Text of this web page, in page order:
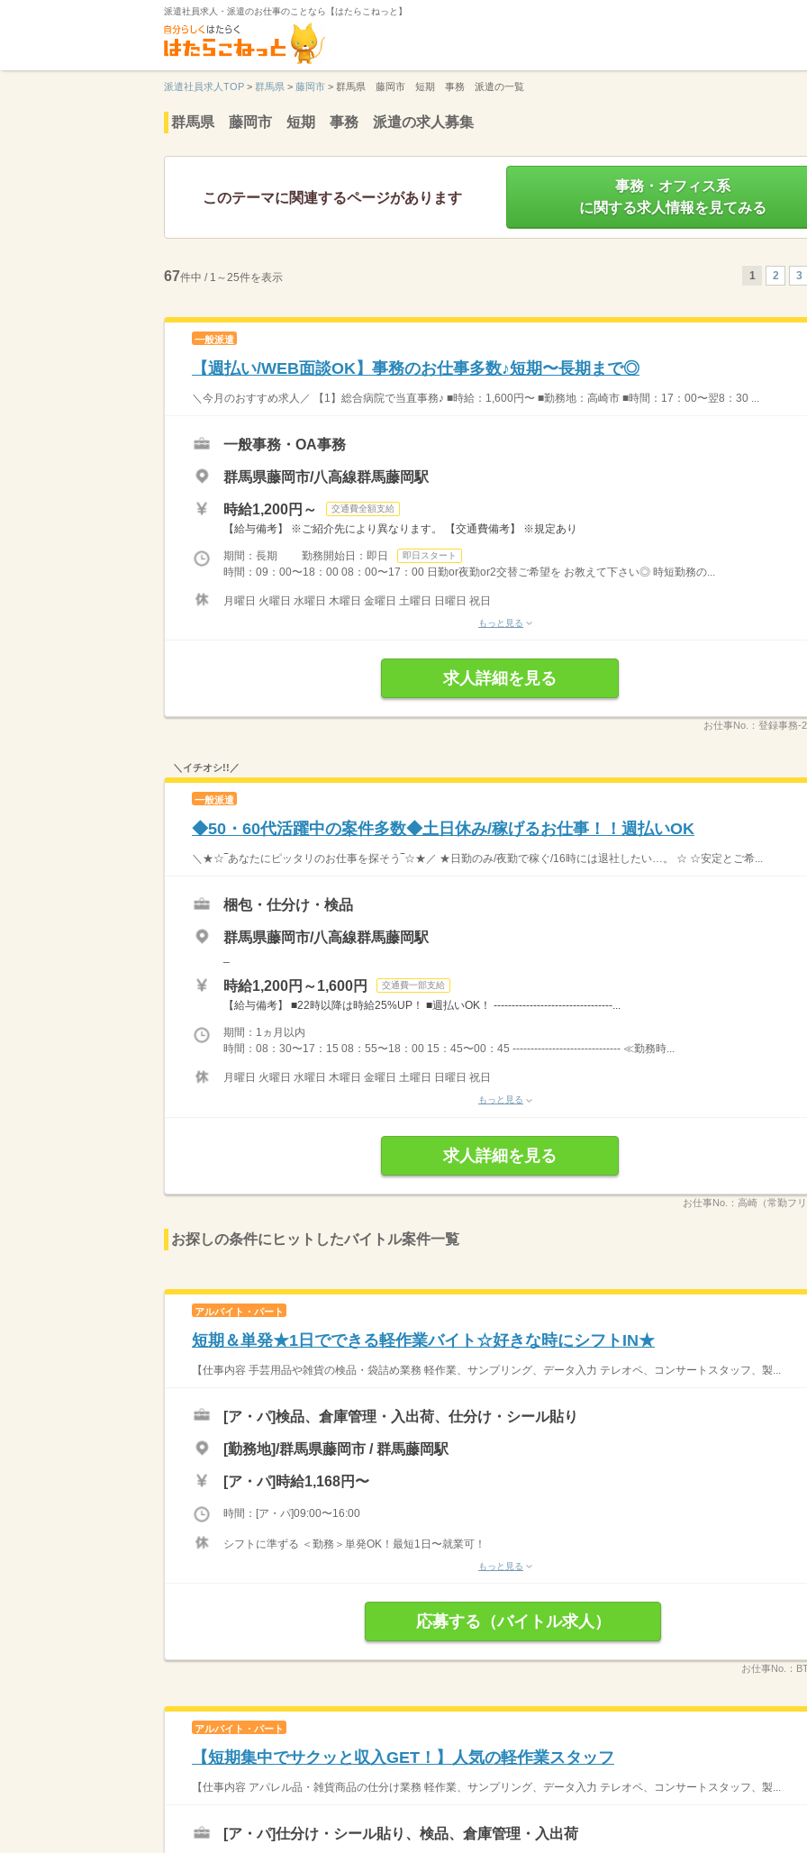
派遣社員求人・派遣のお仕事のことなら【はたらこねっと】
派遣社員求人TOP > 群馬県 > 藤岡市 > 群馬県 藤岡市 短期 事務 派遣の一覧
群馬県 藤岡市 短期 事務 派遣の求人募集
このテーマに関連するページがあります
事務・オフィス系
に関する求人情報を見てみる
67件中 / 1～25件を表示 1 2 3
一般派遣
【週払い/WEB面談OK】事務のお仕事多数♪短期〜長期まで◎
＼今月のおすすめ求人／ 【1】総合病院で当直事務♪ ■時給：1,600円〜 ■勤務地：高崎市 ■時間：17：00〜翌8：30 ...
一般事務・OA事務
群馬県藤岡市/八高線群馬藤岡駅
時給1,200円～ 交通費全額支給
【給与備考】 ※ご紹介先により異なります。 【交通費備考】 ※規定あり
期間：長期 勤務開始日：即日 即日スタート
時間：09：00〜18：00 08：00〜17：00 日勤or夜勤or2交替ご希望を お教えて下さい◎ 時短勤務の...
月曜日 火曜日 水曜日 木曜日 金曜日 土曜日 日曜日 祝日
もっと見る
求人詳細を見る
お仕事No.： 登録事務-
＼イチオシ!!／
一般派遣
◆50・60代活躍中の案件多数◆土日休み/稼げるお仕事！！週払いOK
＼★☆‾あなたにピッタリのお仕事を探そう‾☆★／ ★日勤のみ/夜勤で稼ぐ/16時には退社したい…。 ☆ ☆安定とご希...
梱包・仕分け・検品
群馬県藤岡市/八高線群馬藤岡駅
時給1,200円～1,600円 交通費一部支給
【給与備考】 ■22時以降は時給25%UP！ ■週払いOK！ ---------------------------------...
期間：1ヵ月以内
時間：08：30〜17：15 08：55〜18：00 15：45〜00：45 ------------------------------ ≪勤務時...
月曜日 火曜日 水曜日 木曜日 金曜日 土曜日 日曜日 祝日
もっと見る
求人詳細を見る
お仕事No.： 高崎（常勤フ
お探しの条件にヒットしたバイトル案件一覧
アルバイト・パート
短期＆単発★1日でできる軽作業バイト☆好きな時にシフトIN★
【仕事内容 手芸用品や雑貨の検品・袋詰め業務 軽作業、サンプリング、データ入力 テレオペ、コンサートスタッフ、製...
[ア・パ]検品、倉庫管理・入出荷、仕分け・シール貼り
[勤務地]/群馬県藤岡市 / 群馬藤岡駅
[ア・パ] 時給1,168円〜
時間：[ア・パ]09:00〜16:00
シフトに準ずる ＜勤務＞単発OK！最短1日〜就業可！
もっと見る
応募する（バイトル求人）
お仕事No.：
アルバイト・パート
【短期集中でサクッと収入GET！】人気の軽作業スタッフ
【仕事内容 アパレル品・雑貨商品の仕分け業務 軽作業、サンプリング、データ入力 テレオペ、コンサートスタッフ、製...
[ア・パ]仕分け・シール貼り、検品、倉庫管理・入出荷